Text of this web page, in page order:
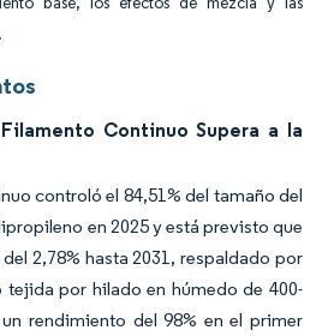
Continuo Supera a la
controló el 84,51% del tamaño del
en 2025 y está previsto que
2,78% hasta 2031, respaldado por
por hilado en húmedo de 400-
rendimiento del 98% en el primer